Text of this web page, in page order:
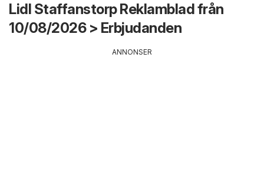
Lidl Staffanstorp Reklamblad från
10/08/2026 > Erbjudanden
ANNONSER